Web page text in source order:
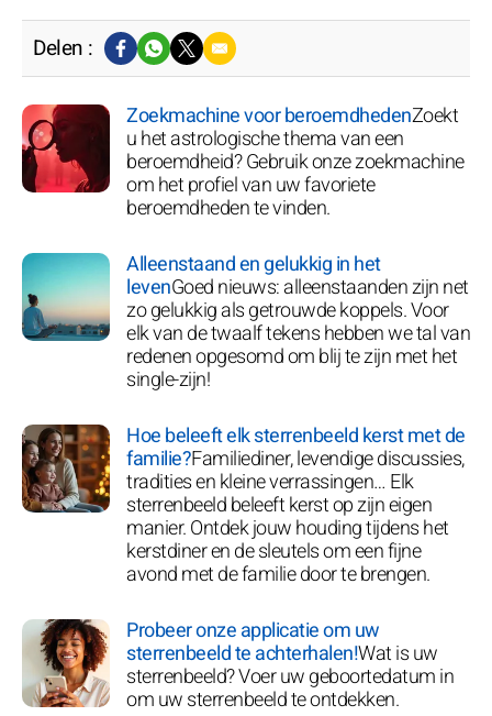
Delen :
Zoekmachine voor beroemdhedenZoekt
u het astrologische thema van een
beroemdheid? Gebruik onze zoekmachine
om het profiel van uw favoriete
beroemdheden te vinden.
Alleenstaand en gelukkig in het
levenGoed nieuws: alleenstaanden zijn net
zo gelukkig als getrouwde koppels. Voor
elk van de twaalf tekens hebben we tal van
redenen opgesomd om blij te zijn met het
single-zijn!
Hoe beleeft elk sterrenbeeld kerst met de
familie?Familiediner, levendige discussies,
tradities en kleine verrassingen… Elk
sterrenbeeld beleeft kerst op zijn eigen
manier. Ontdek jouw houding tijdens het
kerstdiner en de sleutels om een fijne
avond met de familie door te brengen.
Probeer onze applicatie om uw
sterrenbeeld te achterhalen!Wat is uw
sterrenbeeld? Voer uw geboortedatum in
om uw sterrenbeeld te ontdekken.